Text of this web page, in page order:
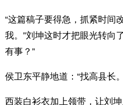
“这篇稿子要得急，抓紧时间
我。”刘坤这时才把眼光转向
有事？”
侯卫东平静地道：“找高县长
西装白衫衣加上领带，让刘